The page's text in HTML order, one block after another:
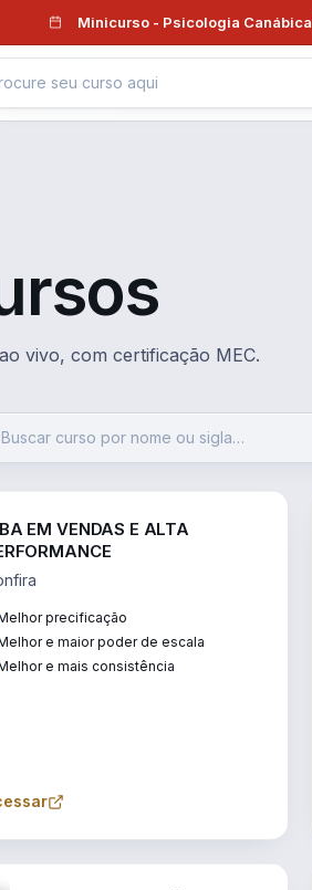
Minicurso - Psicologia Canábica
vivo, com certificação MEC.
EM VENDAS E ALTA
precificação
e maior poder de escala
e mais consistência